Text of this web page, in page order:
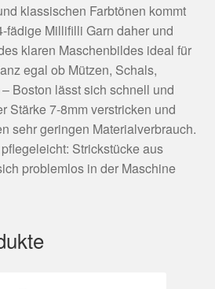
klassischen Farbtönen kommt
fädige Millifilli Garn daher und
klaren Maschenbildes ideal für
egal ob Mützen, Schals,
Boston lässt sich schnell und
Stärke 7-8mm verstricken und
sehr geringen Materialverbrauch.
Strickstücke aus
problemlos in der Maschine